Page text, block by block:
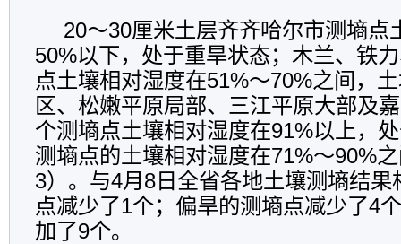
20～30厘米土层齐齐哈尔市测墒点
50%以下，处于重旱状态；木兰、铁
点土壤相对湿度在51%～70%之间，
区、松嫩平原局部、三江平原大部及
个测墒点土壤相对湿度在91%以上，
测墒点的土壤相对湿度在71%～90%
3）。与4月8日全省各地土壤测墒结果
点减少了1个；偏旱的测墒点减少了4
加了9个。